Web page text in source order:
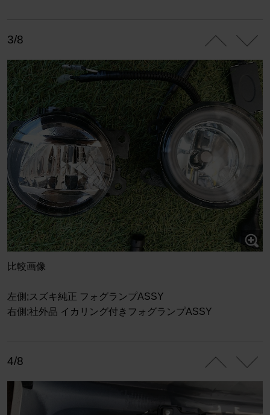
3/8
比較画像
左側;スズキ純正 フォグランプASSY
右側;社外品 イカリング付きフォグランプASSY
4/8